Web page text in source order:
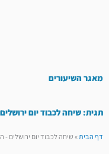
מאגר השיעורים
תגית: שיחה לכבוד יום
דף הבית»שיחה לכבוד יום ירושלים -